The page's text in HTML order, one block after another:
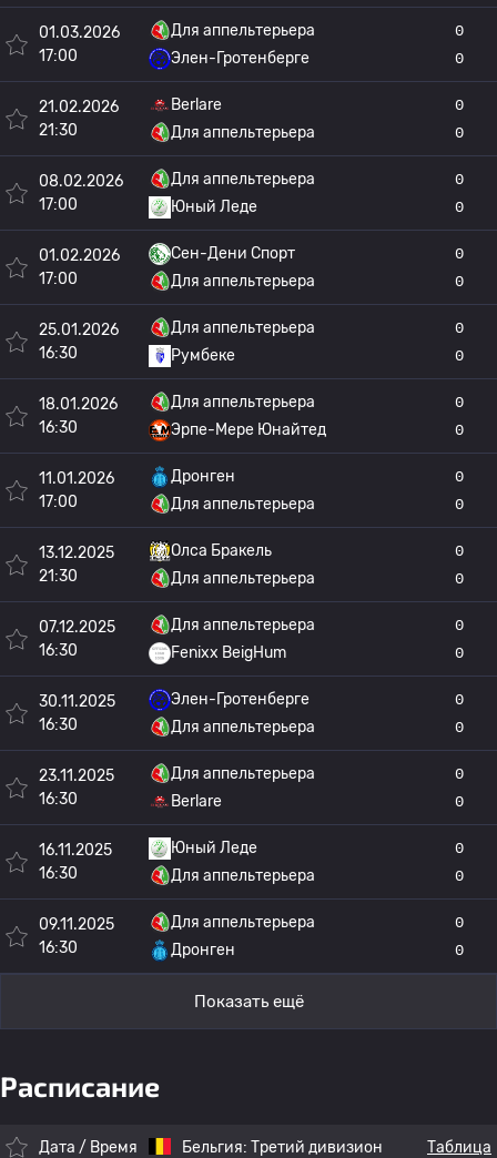
01.03.2026
17:00
Для аппельтерьера
Элен-Гротенберге
0
0
21.02.2026
21:30
Berlare
Для аппельтерьера
0
0
08.02.2026
17:00
Для аппельтерьера
Юный Леде
0
0
01.02.2026
17:00
Сен-Дени Спорт
Для аппельтерьера
0
0
25.01.2026
16:30
Для аппельтерьера
Румбеке
0
0
18.01.2026
16:30
Для аппельтерьера
Эрпе-Мере Юнайтед
0
0
11.01.2026
17:00
Дронген
Для аппельтерьера
0
0
13.12.2025
21:30
Олса Бракель
Для аппельтерьера
0
0
07.12.2025
16:30
Для аппельтерьера
Fenixx BeigHum
0
0
30.11.2025
16:30
Элен-Гротенберге
Для аппельтерьера
0
0
23.11.2025
16:30
Для аппельтерьера
Berlare
0
0
16.11.2025
16:30
Юный Леде
Для аппельтерьера
0
0
09.11.2025
16:30
Для аппельтерьера
Дронген
0
0
Показать ещё
Расписание
Дата / Время Бельгия: Третий дивизион Таблица